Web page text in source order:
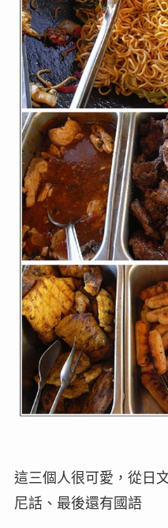
這三個人很可愛，從日
尼話、最後還有國語